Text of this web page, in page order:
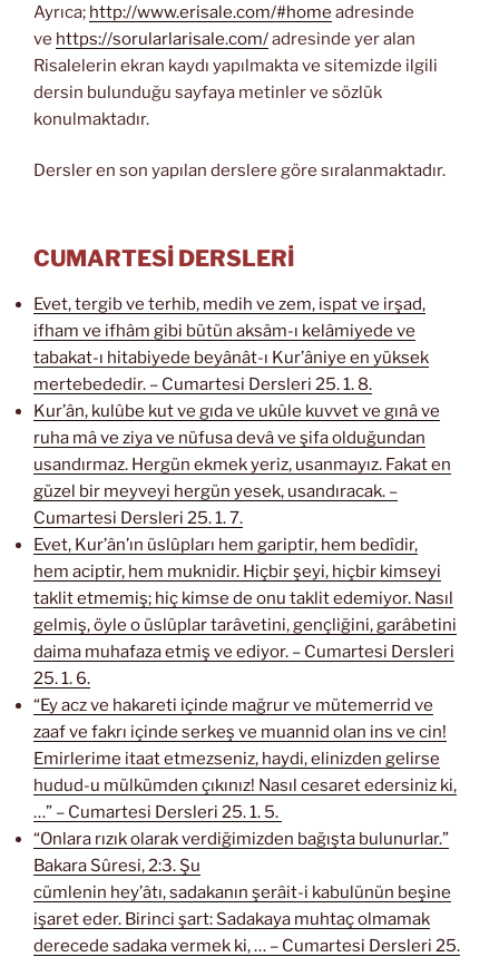
Ayrıca; http://www.erisale.com/#home adresinde
ve https://sorularlarisale.com/adresinde yer alan
Risalelerin ekran kaydı yapılmakta ve sitemizde ilgili
dersin bulunduğu sayfaya metinler ve sözlük
konulmaktadır.
Dersler en son yapılan derslere göre sıralanmaktadır.
CUMARTESİ DERSLERİ
Evet, tergib ve terhib, medih ve zem, ispat ve irşad,
ifham ve ifhâm gibi bütün aksâm-ı kelâmiyede ve
tabakat-ı hitabiyede beyânât-ı Kur’âniye en yüksek
mertebededir. – Cumartesi Dersleri 25. 1. 8.
Kur’ân, kulûbe kut ve gıda ve ukûle kuvvet ve gınâ ve
ruha mâ ve ziya ve nüfusa devâ ve şifa olduğundan
usandırmaz. Hergün ekmek yeriz, usanmayız. Fakat en
güzel bir meyveyi hergün yesek, usandıracak. –
Cumartesi Dersleri 25. 1. 7.
Evet, Kur’ân’ın üslûpları hem gariptir, hem bedîdir,
hem aciptir, hem muknidir. Hiçbir şeyi, hiçbir kimseyi
taklit etmemiş; hiç kimse de onu taklit edemiyor. Nasıl
gelmiş, öyle o üslûplar tarâvetini, gençliğini, garâbetini
daima muhafaza etmiş ve ediyor. – Cumartesi Dersleri
25. 1. 6.
“Ey acz ve hakareti içinde mağrur ve mütemerrid ve
zaaf ve fakrı içinde serkeş ve muannid olan ins ve cin!
Emirlerime itaat etmezseniz, haydi, elinizden gelirse
hudud-u mülkümden çıkınız! Nasıl cesaret edersiniz ki,
…” – Cumartesi Dersleri 25. 1. 5.
“Onlara rızık olarak verdiğimizden bağışta bulunurlar.”
Bakara Sûresi, 2:3. Şu
cümlenin hey’âtı, sadakanın şerâit-i kabulünün beşine
işaret eder. Birinci şart: Sadakaya muhtaç olmamak
derecede sadaka vermek ki, … – Cumartesi Dersleri 25.